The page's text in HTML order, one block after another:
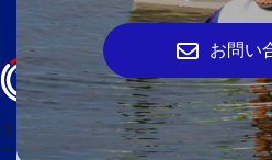
お問い
オーパ・クラフト
〒474-0023 愛知県大府市大東町2丁